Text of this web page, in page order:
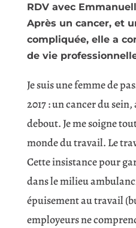
RDV avec
Après un cancer, et
compliquée, elle a
de vie
Je suis une femme de
2017 : un cancer du
debout. Je me soigne
monde du travail. Le
Cette insistance pour
dans le milieu
épuisement au travail
employeurs ne